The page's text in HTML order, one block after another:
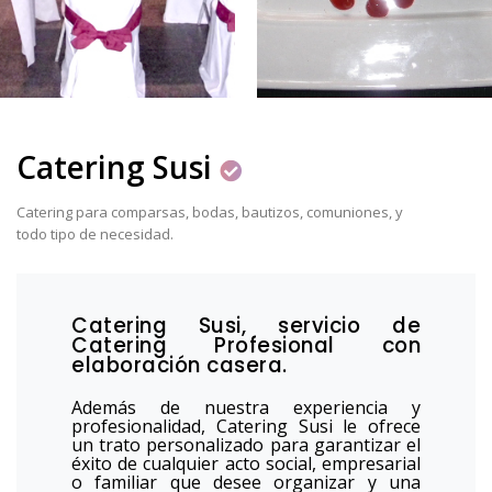
Catering Susi
Catering para comparsas, bodas, bautizos, comuniones, y
todo tipo de necesidad.
Catering Susi, servicio de
Catering Profesional con
elaboración casera.
Además de nuestra experiencia y
profesionalidad, Catering Susi le ofrece
un trato personalizado para garantizar el
éxito de cualquier acto social, empresarial
o familiar que desee organizar y una